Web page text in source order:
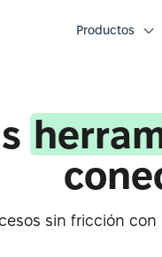
Productos
sin fricción con